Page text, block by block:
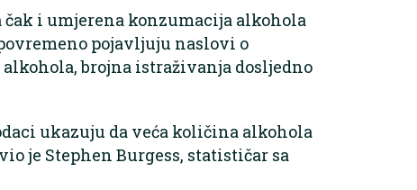
i umjerena konzumacija alkohola
pojavljuju naslovi o
brojna istraživanja dosljedno
ukazuju da veća količina alkohola
je Stephen Burgess, statističar sa